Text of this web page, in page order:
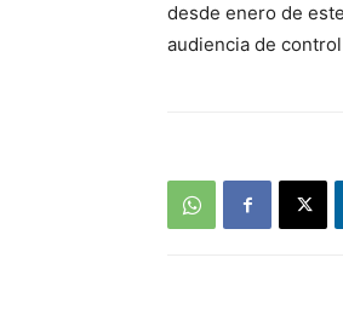
desde enero de
audiencia de